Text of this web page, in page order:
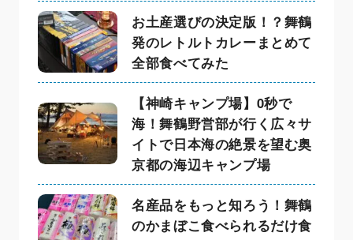
お土産選びの決定版！？舞鶴
発のレトルトカレーまとめて
全部食べてみた
【神崎キャンプ場】0秒で
海！舞鶴野営部が行く広々サ
イトで日本海の絶景を望む奥
京都の海辺キャンプ場
名産品をもっと知ろう！舞鶴
のかまぼこ食べられるだけ食